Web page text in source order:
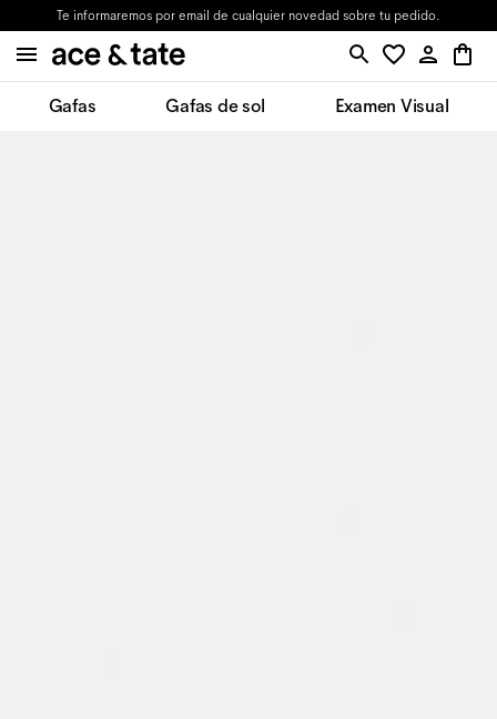
Te informaremos por email de cualquier novedad sobre tu pedido.
Gafas Gafas de sol Examen Visual